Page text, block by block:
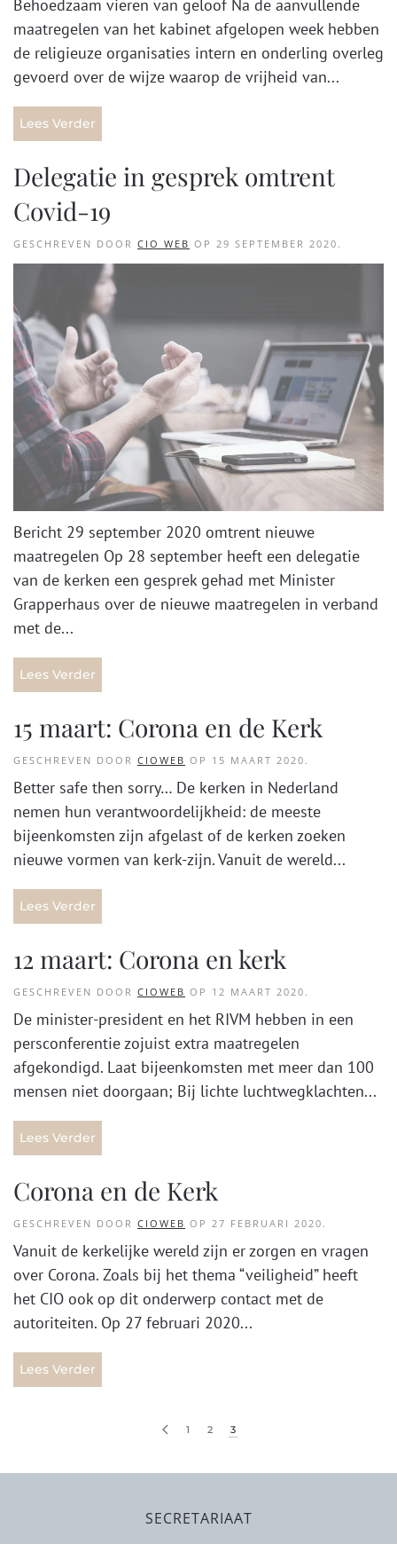
Behoedzaam vieren van geloof Na de aanvullende
maatregelen van het kabinet afgelopen week hebben
de religieuze organisaties intern en onderling overleg
gevoerd over de wijze waarop de vrijheid van...
Lees Verder
Delegatie in gesprek omtrent
Covid-19
GESCHREVEN DOOR CIO WEB OP 29 SEPTEMBER 2020 .
Bericht 29 september 2020 omtrent nieuwe
maatregelen Op 28 september heeft een delegatie
van de kerken een gesprek gehad met Minister
Grapperhaus over de nieuwe maatregelen in verband
met de...
Lees Verder
15 maart: Corona en de Kerk
GESCHREVEN DOOR CIOWEB OP 15 MAART 2020 .
Better safe then sorry… De kerken in Nederland
nemen hun verantwoordelijkheid: de meeste
bijeenkomsten zijn afgelast of de kerken zoeken
nieuwe vormen van kerk-zijn. Vanuit de wereld...
Lees Verder
12 maart: Corona en kerk
GESCHREVEN DOOR CIOWEB OP 12 MAART 2020 .
De minister-president en het RIVM hebben in een
persconferentie zojuist extra maatregelen
afgekondigd. Laat bijeenkomsten met meer dan 100
mensen niet doorgaan; Bij lichte luchtwegklachten...
Lees Verder
Corona en de Kerk
GESCHREVEN DOOR CIOWEB OP 27 FEBRUARI 2020 .
Vanuit de kerkelijke wereld zijn er zorgen en vragen
over Corona. Zoals bij het thema “veiligheid” heeft
het CIO ook op dit onderwerp contact met de
autoriteiten. Op 27 februari 2020...
Lees Verder
1 2 3
SECRETARIAAT